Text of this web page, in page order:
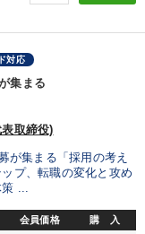
対応
集まる
取締役)
が集まる「採用の考え
プ、転職の変化と攻め
策 ...
会員価格 購 入